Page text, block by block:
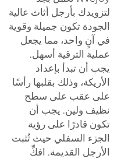
لتزويدك بأرجل أثاث عالية
الجودة تكون جميلة وقوية
في آنٍ واحد، مما يجعل
عملية الترقية أسهل.
يجب أن تبدأ بإعداد
الأريكة، وذلك بقلبها رأسًا
على عقب على سطح
نظيف ولين. يجب أن
تكون قادرًا على رؤية
الجزء السفلي حيث تُثبت
الأرجل القديمة. افكِّ